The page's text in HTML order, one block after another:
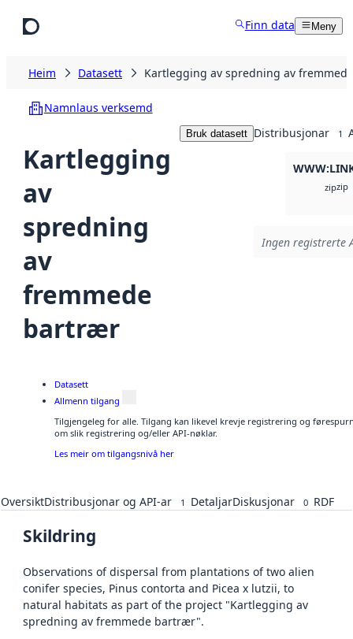
Finn data Meny
Heim Datasett Kartlegging av spredning av
Namnlaus verksemd
Kartlegging
av
spredning
av
fremmede
bartrær
Bruk datasett Distribusjonar 1
zipzip
Ingen registrerte
Datasett
Allmenn tilgang
Tilgjengeleg for alle. Tilgang kan likevel krevje registrering og
om slik registrering og/eller API-nøklar.
Les meir om tilgangsnivå her
OversiktDistribusjonar og API-ar 1 DetaljarDiskusjonar 0 RDF
Skildring
Observations of dispersal from plantations of two alien
conifer species, Pinus contorta and Picea x lutzii, to
natural habitats as part of the project "Kartlegging av
spredning av fremmede bartrær".